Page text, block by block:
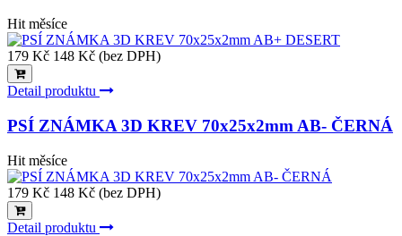
Hit měsíce
179 Kč 148 Kč (bez DPH)
Detail produktu
PSÍ ZNÁMKA 3D KREV 70x25x2mm AB- ČERNÁ
Hit měsíce
179 Kč 148 Kč (bez DPH)
Detail produktu